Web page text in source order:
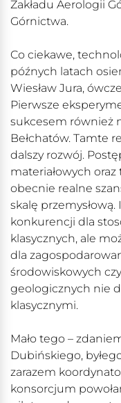
Zakładu Aerologii
Górnictwa.
Co ciekawe,
późnych latach
Wiesław Jura,
Pierwsze
sukcesem również
Bełchatów. Tamte
dalszy rozwój.
materiałowych
obecnie realne
skalę
konkurencji dla
klasycznych, ale
dla
środowiskowych
geologicznych nie
klasycznymi.
Mało tego –
Dubińskiego,
zarazem
konsorcjum